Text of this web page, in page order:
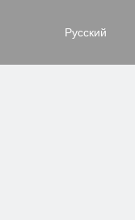
Pусский